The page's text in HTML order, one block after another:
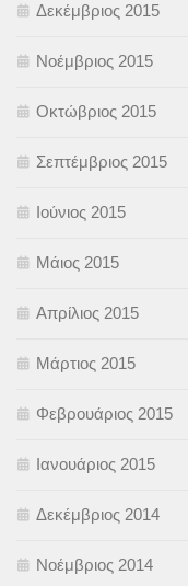
Δεκέμβριος 2015
Νοέμβριος 2015
Οκτώβριος 2015
Σεπτέμβριος 2015
Ιούνιος 2015
Μάιος 2015
Απρίλιος 2015
Μάρτιος 2015
Φεβρουάριος 2015
Ιανουάριος 2015
Δεκέμβριος 2014
Νοέμβριος 2014